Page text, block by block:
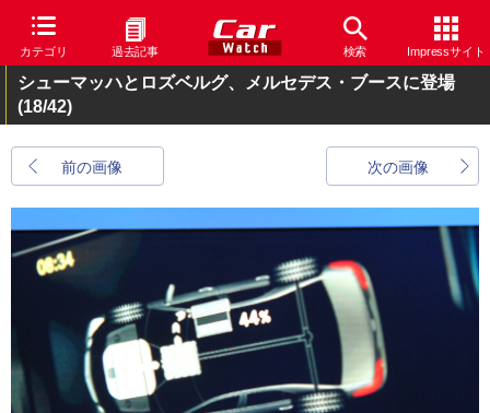
カテゴリ 過去記事 検索 Impressサイト
シューマッハとロズベルグ、メルセデス・ブースに登場
(18/42)
前の画像 次の画像